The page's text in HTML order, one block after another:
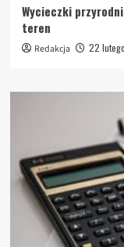
Wycieczki
teren
Redakcja 22